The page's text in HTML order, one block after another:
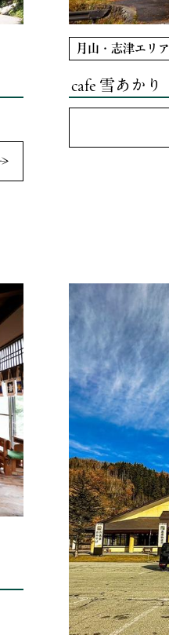
月山・志津エリア
cafe 雪あかり